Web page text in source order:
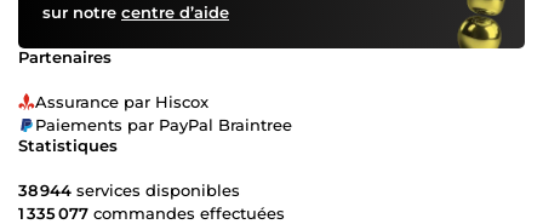
sur notre centre d’aide
Partenaires
Assurance par Hiscox
Paiements par PayPal Braintree
Statistiques
38 944 services disponibles
1 335 077 commandes effectuées